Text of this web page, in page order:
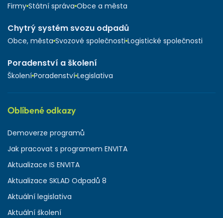
Firmy Státní správa Obce a města
Chytrý systém svozu odpadů
Obce, města Svozové společnosti Logistické společnosti
Poradenství a školení
Školení Poradenství Legislativa
Oblíbené odkazy
Demoverze programů
Jak pracovat s programem ENVITA
Aktualizace IS ENVITA
Aktualizace SKLAD Odpadů 8
Aktuální legislativa
Aktuální školení